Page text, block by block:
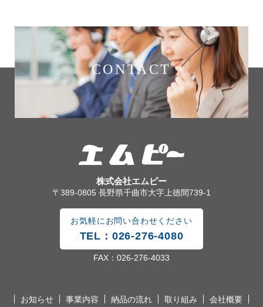
CONTACT
株式会社エムピー
〒389-0805 長野県千曲市大字上徳間739-1
お気軽にお問い合わせください
TEL：026-276-4080
FAX：026-276-4033
お知らせ 事業内容 納品の流れ 取り組み 会社概要